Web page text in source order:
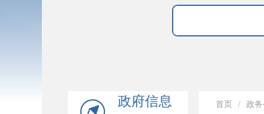
政府信息
首页 / 政